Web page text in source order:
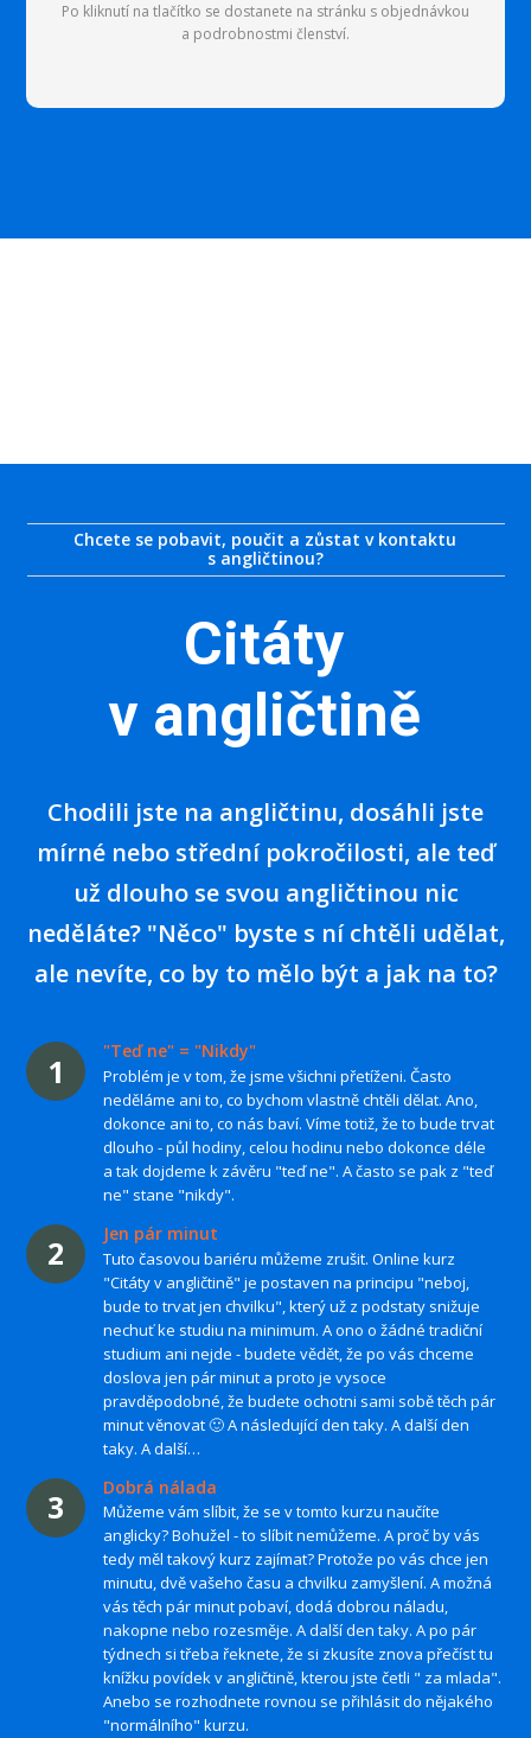
Po kliknutí na tlačítko se dostanete na stránku s objednávkou
a podrobnostmi členství.
Chcete se pobavit, poučit a zůstat v kontaktu
s angličtinou?
Citáty
v angličtině
Chodili jste na angličtinu, dosáhli jste
mírné nebo střední pokročilosti, ale teď
už dlouho se svou angličtinou nic
neděláte? "Něco" byste s ní chtěli udělat,
ale nevíte, co by to mělo být a jak na to?
1 "Teď ne" = "Nikdy"
Problém je v tom, že jsme všichni přetíženi. Často
neděláme ani to, co bychom vlastně chtěli dělat. Ano,
dokonce ani to, co nás baví. Víme totiž, že to bude trvat
dlouho - půl hodiny, celou hodinu nebo dokonce déle
a tak dojdeme k závěru "teď ne". A často se pak z "teď
ne" stane "nikdy".
2 Jen pár minut
Tuto časovou bariéru můžeme zrušit. Online kurz
"Citáty v angličtině" je postaven na principu "neboj,
bude to trvat jen chvilku", který už z podstaty snižuje
nechuť ke studiu na minimum. A ono o žádné tradiční
studium ani nejde - budete vědět, že po vás chceme
doslova jen pár minut a proto je vysoce
pravděpodobné, že budete ochotni sami sobě těch pár
minut věnovat 🙂 A následující den taky. A další den
taky. A další…
3 Dobrá nálada
Můžeme vám slíbit, že se v tomto kurzu naučíte
anglicky? Bohužel - to slíbit nemůžeme. A proč by vás
tedy měl takový kurz zajímat? Protože po vás chce jen
minutu, dvě vašeho času a chvilku zamyšlení. A možná
vás těch pár minut pobaví, dodá dobrou náladu,
nakopne nebo rozesměje. A další den taky. A po pár
týdnech si třeba řeknete, že si zkusíte znova přečíst tu
knížku povídek v angličtině, kterou jste četli " za mlada".
Anebo se rozhodnete rovnou se přihlásit do nějakého
"normálního" kurzu.